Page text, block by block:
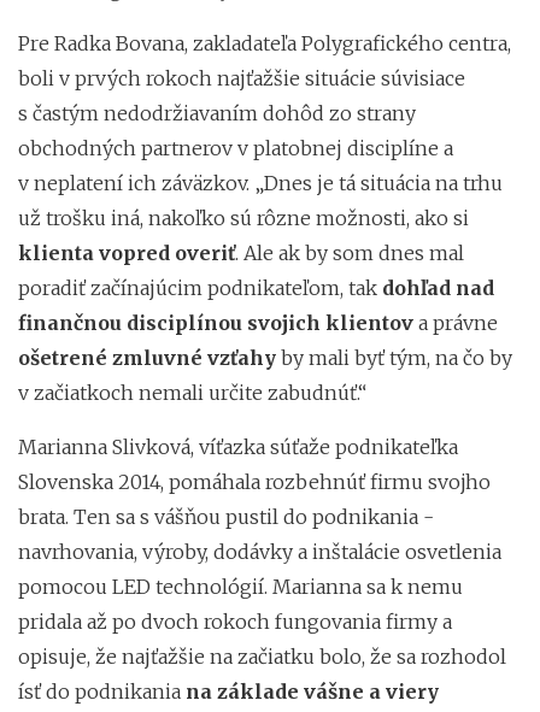
Pre Radka Bovana, zakladateľa Polygrafického centra,
boli v prvých rokoch najťažšie situácie súvisiace
s častým nedodržiavaním dohôd zo strany
obchodných partnerov v platobnej disciplíne a
v neplatení ich záväzkov. „Dnes je tá situácia na trhu
už trošku iná, nakoľko sú rôzne možnosti, ako si
klienta vopred overiť. Ale ak by som dnes mal
poradiť začínajúcim podnikateľom, tak dohľad nad
finančnou disciplínou svojich klientov a právne
ošetrené zmluvné vzťahy by mali byť tým, na čo by
v začiatkoch nemali určite zabudnúť.“
Marianna Slivková, víťazka súťaže podnikateľka
Slovenska 2014, pomáhala rozbehnúť firmu svojho
brata. Ten sa s vášňou pustil do podnikania -
navrhovania, výroby, dodávky a inštalácie osvetlenia
pomocou LED technológií. Marianna sa k nemu
pridala až po dvoch rokoch fungovania firmy a
opisuje, že najťažšie na začiatku bolo, že sa rozhodol
ísť do podnikania na základe vášne a viery